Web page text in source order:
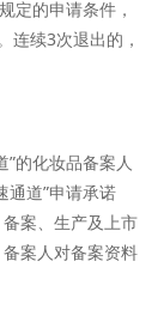
定的申请条件，
连续3次退出的，
”的化妆品备案人
通道”申请承诺
案、生产及上市
案人对备案资料